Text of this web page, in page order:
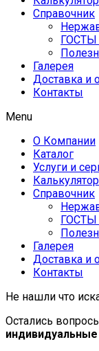
Справочник
ГОСТЫ
Галерея
Доставка и
Контакты
Menu
О Компании
Каталог
Услуги и
Калькулятор
Справочник
ГОСТЫ
Галерея
Доставка и
Контакты
Не нашли что
Остались
индивидуальные